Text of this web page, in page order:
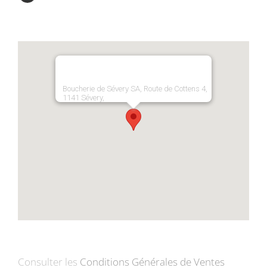
Boucherie de Sévery SA, Route de Cottens 4,
1141 Sévery,
Consulter les Conditions Générales de Ventes